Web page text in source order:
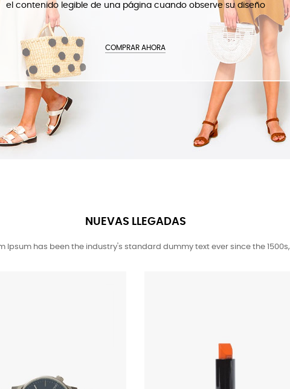
el contenido legible de una página cuando observe su diseño
COMPRAR AHORA
NUEVAS LLEGADAS
Ipsum has been the industry's standard dummy text ever since the 1500s,